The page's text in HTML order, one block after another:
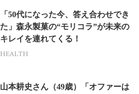
「50代になった今、答え合わせでき
た」森永製菓の“モリコラ”が未来の
キレイを連れてくる！
HEALTH
山本耕史さん（49歳）「オファーは